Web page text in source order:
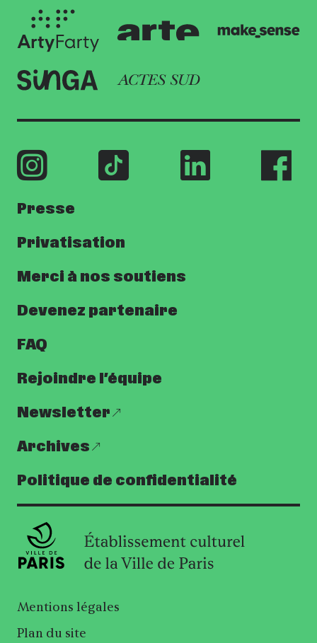
Presse
Privatisation
Merci à nos soutiens
Devenez partenaire
FAQ
Rejoindre l’équipe
Newsletter
Archives
Politique de confidentialité
Mentions légales
Plan du site